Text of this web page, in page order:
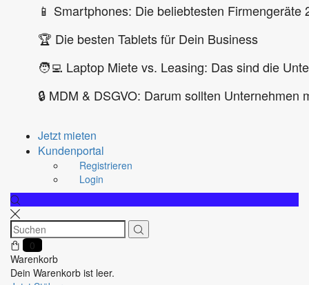
📱 Smartphones: Die beliebtesten Firmengeräte
🏆 Die besten Tablets für Dein Business
🧑‍💻 Laptop Miete vs. Leasing: Das sind die
🔒 MDM & DSGVO: Darum sollten
Jetzt mieten
Kundenportal
Registrieren
Login
0
Warenkorb
Dein Warenkorb ist leer.